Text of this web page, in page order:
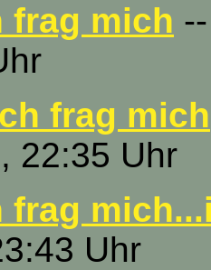
frag mich
frag mich
22:35 Uhr
frag
Uhr